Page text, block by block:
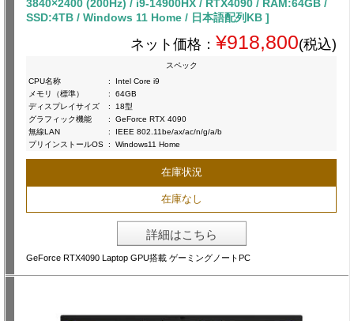
3840×2400 (200Hz) / i9-14900HX / RTX4090 / RAM:64GB /
SSD:4TB / Windows 11 Home / 日本語配列KB ]
ネット価格： ¥918,800(税込)
スペック
CPU名称
:
Intel Core i9
メモリ（標準）
:
64GB
ディスプレイサイズ
:
18型
グラフィック機能
:
GeForce RTX 4090
無線LAN
:
IEEE 802.11be/ax/ac/n/g/a/b
プリインストールOS : Windows11 Home
在庫状況
在庫なし
詳細はこちら
GeForce RTX4090 Laptop GPU搭載 ゲーミングノートPC